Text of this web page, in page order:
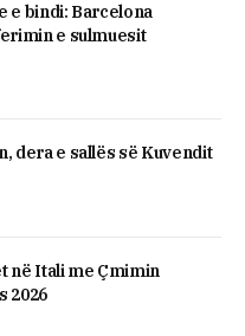
e bindi: Barcelona
e sulmuesit
dera e sallës së Kuvendit
në Itali me Çmimin
2026